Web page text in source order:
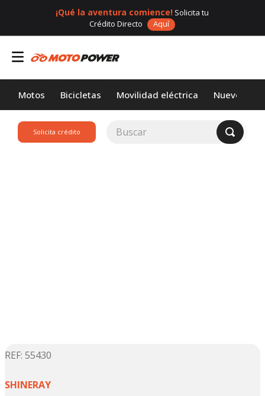
¡Qué la aventura comience! Solicita tu
Crédito Directo
Aquí
Motos Bicicletas Movilidad eléctrica Nuevos
Solicita crédito
Buscar
: 55430
SHINERAY